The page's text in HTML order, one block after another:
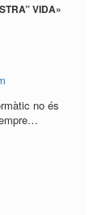
VIDA»
no és